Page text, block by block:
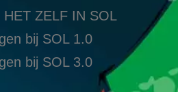
HET ZELF IN SOL
bij SOL 1.0
bij SOL 3.0